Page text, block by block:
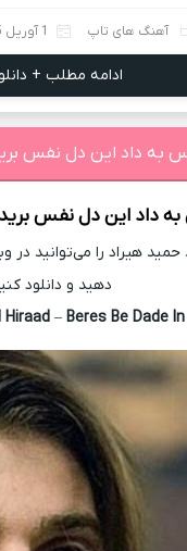
آهنگ های تاپ 1 آوریل 2025
ادامه مطلب +
ﺑﻪ داد اﻳﻦ دل ﻧﻔﺲ
داد اﻳﻦ دل ﻧﻔﺲ
هیراد را می‌توانید در
دهید و دانلود
Hiraad –Beres Be Dade In